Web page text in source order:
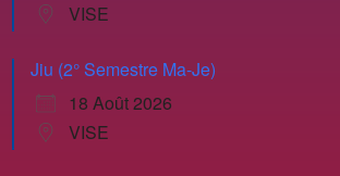
VISE
Jiu (2° Semestre Ma-Je)
18 Août 2026
VISE